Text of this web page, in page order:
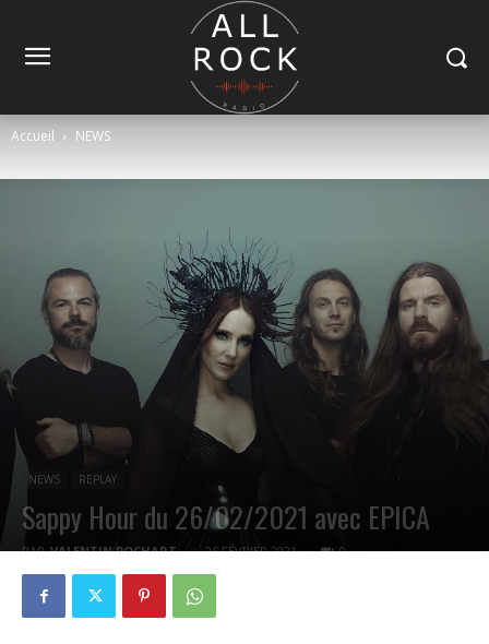
Accueil NEWS
NEWS REPLAY
Sappy Hour du 26/02/2021 avec EPICA
PAR VALENTIN POCHART 26 FÉVRIER 2021 0